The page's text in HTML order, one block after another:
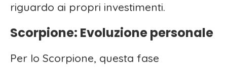
riguardo ai propri investimenti.
Scorpione: Evoluzione personale
Per lo Scorpione, questa fase